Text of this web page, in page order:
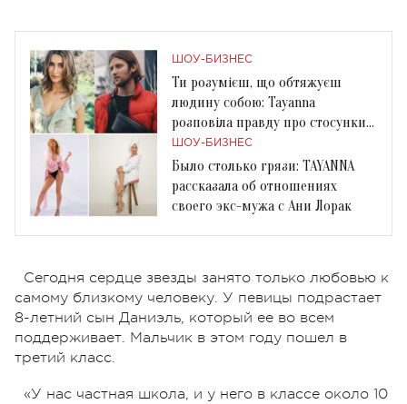
ШОУ-БИЗНЕС
Ти розумієш, що обтяжуєш
людину собою: Tayanna
розповіла правду про стосунки с
Філіпом Коляденко
ШОУ-БИЗНЕС
Было столько грязи: TAYANNA
рассказала об отношениях
своего экс-мужа с Ани Лорак
Сегодня сердце звезды занято только любовью к
самому близкому человеку. У певицы подрастает
8-летний сын Даниэль, который ее во всем
поддерживает. Мальчик в этом году пошел в
третий класс.
«У нас частная школа, и у него в классе около 10